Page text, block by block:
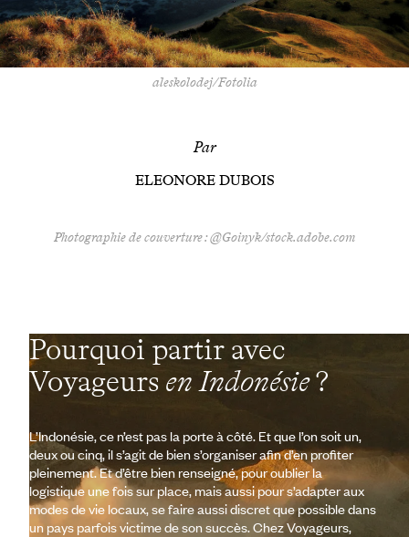
aleskolodej/Fotolia
Par
ELEONORE DUBOIS
Photographie de couverture : @Goinyk/stock.adobe.com
Pourquoi partir avec
Voyageurs en Indonésie?
L’Indonésie, ce n’est pas la porte à côté. Et que l’on soit un,
deux ou cinq, il s’agit de bien s’organiser afin d’en profiter
pleinement. Et d’être bien renseigné, pour oublier la
logistique une fois sur place, mais aussi pour s’adapter aux
modes de vie locaux, se faire aussi discret que possible dans
un pays parfois victime de son succès. Chez Voyageurs,